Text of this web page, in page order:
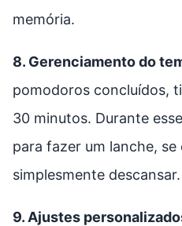
memória.
8. Gerenciamento do
pomodoros concluídos,
30 minutos. Durante
para fazer um lanche, se
simplesmente descansar.
9. Ajustes